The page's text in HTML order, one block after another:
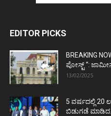
EDITOR PICKS
BREAKING
ಪೋಸ್ಟ್‌ “:
13/02/2025
5 ವರ್ಷದಲ್ಲಿ 20
ಬಿಡುಗಡೆ